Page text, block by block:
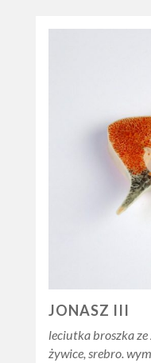
JONASZ III
leciutka broszka ze
żywice, srebro.